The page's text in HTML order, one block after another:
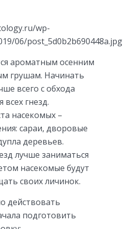
wp-
06/post_5d0b2b690448a.jpg
ароматным осенним
грушам. Начинать
всего с обхода
всех гнезд.
насекомых –
сараи, дворовые
деревьев.
лучше заниматься
насекомые будут
своих личинок.
действовать
подготовить